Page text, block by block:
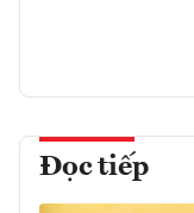
Đọc tiếp